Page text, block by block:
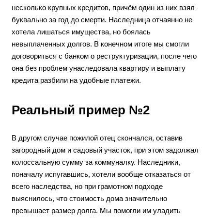
несколько крупных кредитов, причём один из них взял
буквально за год до смерти. Наследница отчаянно не
хотела лишаться имущества, но боялась
невыплаченных долгов. В конечном итоге мы смогли
договориться с банком о реструктуризации, после чего
она без проблем унаследовала квартиру и выплату
кредита разбили на удобные платежи.
Реальный пример №2
В другом случае пожилой отец скончался, оставив
загородный дом и садовый участок, при этом задолжал
колоссальную сумму за коммуналку. Наследники,
поначалу испугавшись, хотели вообще отказаться от
всего наследства, но при грамотном подходе
выяснилось, что стоимость дома значительно
превышает размер долга. Мы помогли им уладить